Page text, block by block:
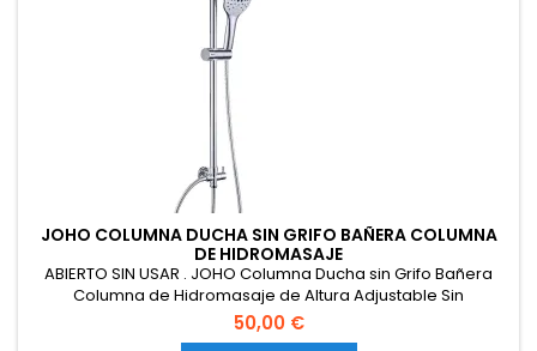
JOHO COLUMNA DUCHA SIN GRIFO BAÑERA COLUMNA
DE HIDROMASAJE
ABIERTO SIN USAR . JOHO Columna Ducha sin Grifo Bañera
Columna de Hidromasaje de Altura Adjustable Sin
Thermostato Monomando Barra Ducha Acero Inoxidable con
Alcachofa Mano Cabezal Ducha Lluvia 20x20cm
50,00 €